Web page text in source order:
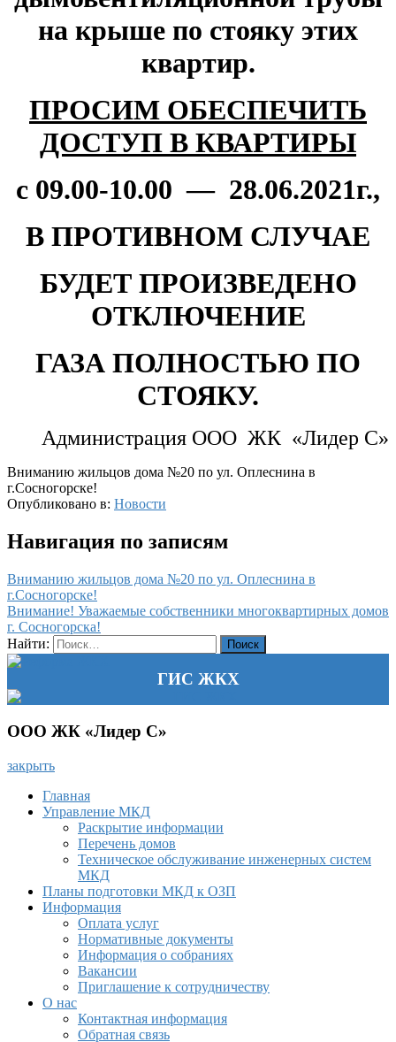
на крыше по стояку этих
квартир.
ПРОСИМ ОБЕСПЕЧИТЬ
ДОСТУП В КВАРТИРЫ
с 09.00-10.00 — 28.06.2021г.,
В ПРОТИВНОМ СЛУЧАЕ
БУДЕТ ПРОИЗВЕДЕНО
ОТКЛЮЧЕНИЕ
ГАЗА ПОЛНОСТЬЮ ПО
СТОЯКУ.
Администрация ООО ЖК «Лидер С»
Вниманию жильцов дома №20 по ул. Оплеснина в
г.Сосногорске!
Опубликовано в: Новости
Навигация по записям
Вниманию жильцов дома №20 по ул. Оплеснина в
г.Сосногорске!
Внимание! Уважаемые собственники многоквартирных домов
г. Сосногорска!
Найти:
ГИС ЖКХ
ООО ЖК «Лидер С»
закрыть
Главная
Управление МКД
Раскрытие информации
Перечень домов
Техническое обслуживание инженерных систем
МКД
Планы подготовки МКД к ОЗП
Информация
Оплата услуг
Нормативные документы
Информация о собраниях
Вакансии
Приглашение к сотрудничеству
О нас
Контактная информация
Обратная связь